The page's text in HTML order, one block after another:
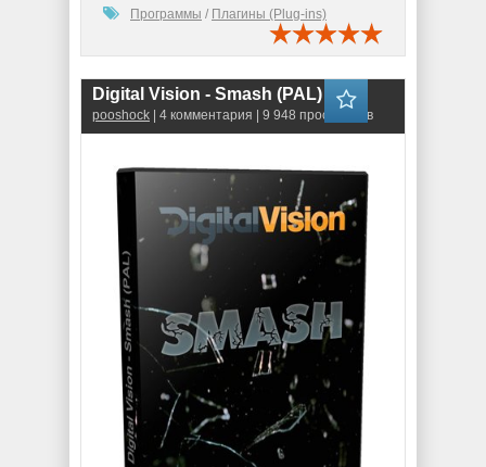
Программы / Плагины (Plug-ins)
Digital Vision - Smash (PAL)
pooshock | 4 комментария | 9 948 просмотров